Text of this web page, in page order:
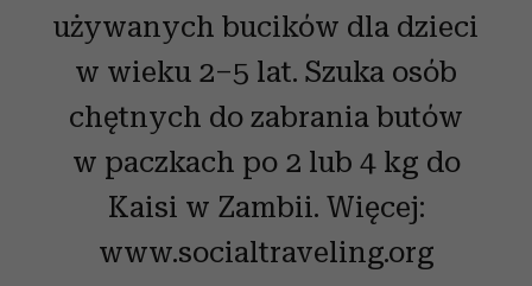
używanych bucików dla dzieci
w wieku 2–5 lat. Szuka osób
chętnych do zabrania butów
w paczkach po 2 lub 4 kg do
Kaisi w Zambii. Więcej:
www.socialtraveling.org